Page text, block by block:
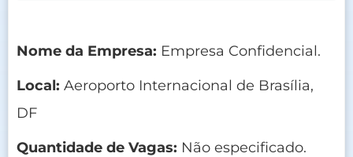
Nome da Empresa: Empresa Confidencial.
Local: Aeroporto Internacional de Brasília,
DF
Quantidade de Vagas: Não especificado.